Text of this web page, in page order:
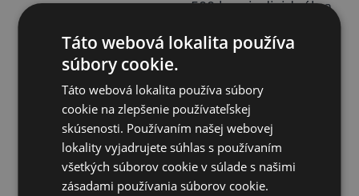
Paleta
500 ks – individuálna
SÚVISIACE PRODUKTY
Táto webová lokalita používa
súbory cookie.
Táto webová lokalita používa súbory
cookie na zlepšenie používateľskej
skúsenosti. Používaním našej webovej
lokality vyjadrujete súhlas s používaním
všetkých súborov cookie v súlade s našimi
zásadami používania súborov cookie.